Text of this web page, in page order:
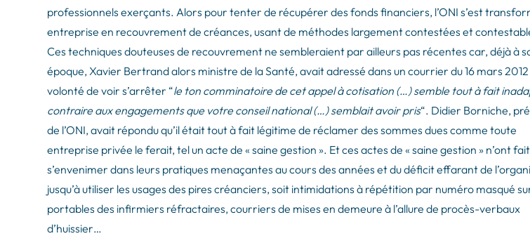
professionnels exerçants. Alors pour tenter de récupérer des fonds financiers, l’ONI s’est
entreprise en recouvrement de créances, usant de méthodes largement contestées et
Ces techniques douteuses de recouvrement ne sembleraient par ailleurs pas récentes car, déjà à
époque, Xavier Bertrand alors ministre de la Santé, avait adressé dans un courrier du 16 mars 2012
volonté de voir s’arrêter “le ton comminatoire de cet appel à cotisation (…) semble tout à fait
contraire aux engagements que votre conseil national (…) semblait avoir pris“. Didier Borniche,
de l’ONI, avait répondu qu’il était tout à fait légitime de réclamer des sommes dues comme toute
entreprise privée le ferait, tel un acte de « saine gestion ». Et ces actes de « saine gestion » n’ont
s’envenimer dans leurs pratiques menaçantes au cours des années et du déficit effarant de
jusqu’à utiliser les usages des pires créanciers, soit intimidations à répétition par numéro masqué
portables des infirmiers réfractaires, courriers de mises en demeure à l’allure de procès-verbaux
d’huissier…